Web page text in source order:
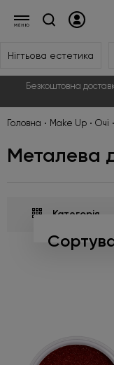
Нігтьова естетика
Безкоштовна
Головна Make Up Очі
Металева
Категорія
за